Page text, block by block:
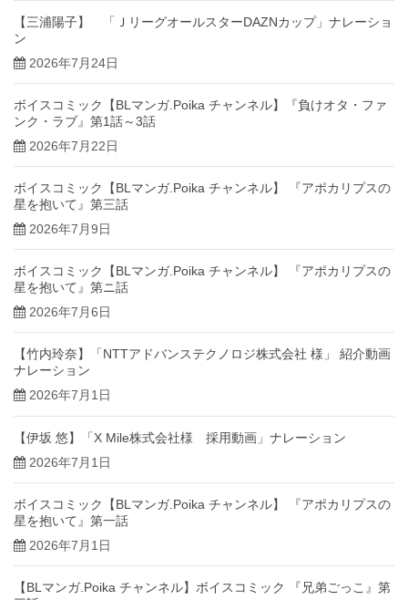
【三浦陽子】 「ＪリーグオールスターDAZNカップ」ナレーショ
ン
2026年7月24日
ボイスコミック【BLマンガ.Poika チャンネル】『負けオタ・ファ
ンク・ラブ』第1話～3話
2026年7月22日
ボイスコミック【BLマンガ.Poika チャンネル】 『アポカリプスの
星を抱いて』第三話
2026年7月9日
ボイスコミック【BLマンガ.Poika チャンネル】 『アポカリプスの
星を抱いて』第ニ話
2026年7月6日
【竹内玲奈】「NTTアドバンステクノロジ株式会社 様」 紹介動画
ナレーション
2026年7月1日
【伊坂 悠】「X Mile株式会社様 採用動画」ナレーション
2026年7月1日
ボイスコミック【BLマンガ.Poika チャンネル】 『アポカリプスの
星を抱いて』第一話
2026年7月1日
【BLマンガ.Poika チャンネル】ボイスコミック 『兄弟ごっこ』第